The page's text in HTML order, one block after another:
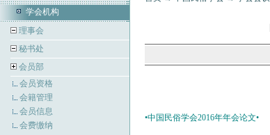
学会机构
理事会
秘书处
会员部
会员资格
会籍管理
会员信息
会费缴纳
•中国民俗学会2016年年会论文•